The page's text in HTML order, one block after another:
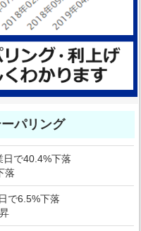
パリング
日で40.4%下落
落
で6.5%下落